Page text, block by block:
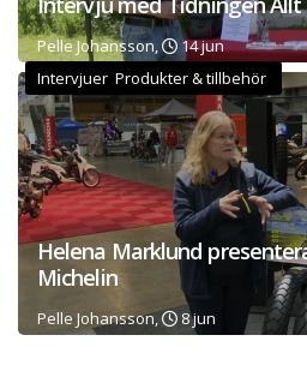
Pelle Johansson,
14 jun
Intervjuer Produkter & tillbehör
Helena Marklund
Michelin
Pelle Johansson, 8 jun